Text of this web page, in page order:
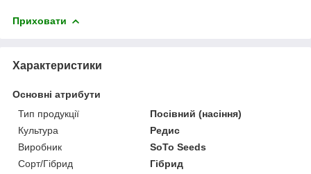
Приховати
Характеристики
Основні атрибути
Тип продукції
Посівний (насіння)
Культура
Редис
Виробник
SoTo Seeds
Сорт/Гібрид
Гібрид